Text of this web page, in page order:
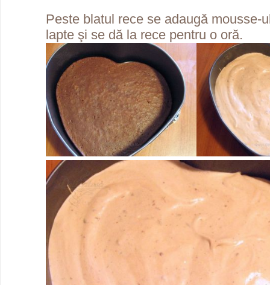
Peste blatul rece se adaugă mousse-
lapte şi se dă la rece pentru o oră.